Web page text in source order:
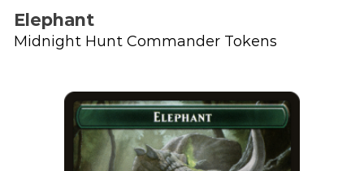
Elephant
Midnight Hunt Commander Tokens